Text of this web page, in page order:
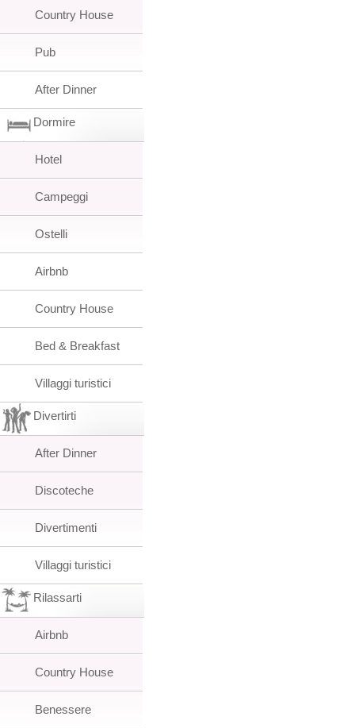
Country House
Pub
After Dinner
Dormire
Hotel
Campeggi
Ostelli
Airbnb
Country House
Bed & Breakfast
Villaggi turistici
Divertirti
After Dinner
Discoteche
Divertimenti
Villaggi turistici
Rilassarti
Airbnb
Country House
Benessere